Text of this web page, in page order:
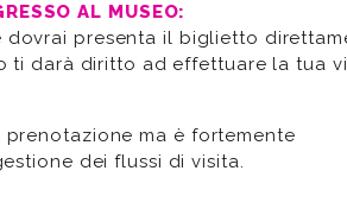
AL MUSEO:
dovrai presenta il biglietto
ti darà diritto ad effettuare la tua
ma è fortemente
dei flussi di visita.